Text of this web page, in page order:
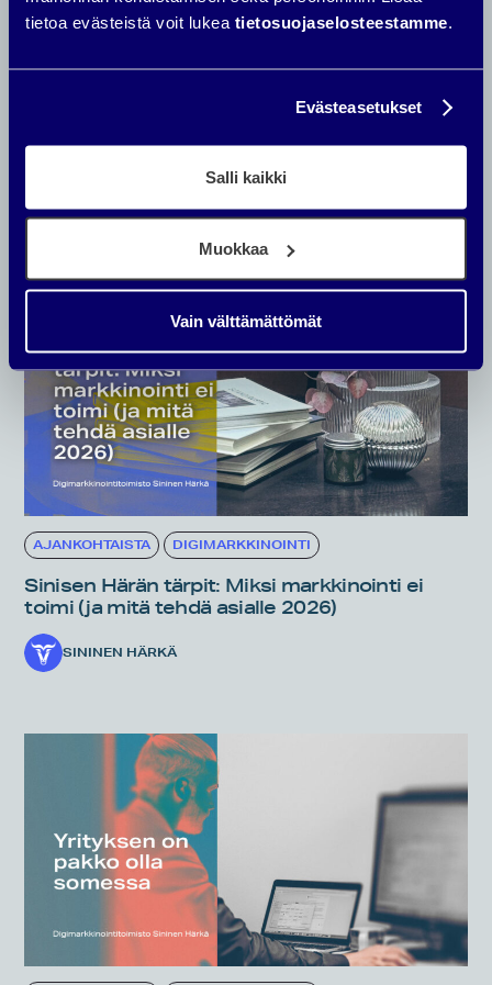
tietoa evästeistä voit lukea tietosuojaselosteestamme
Evästeasetukset
Salli kaikki
Muokkaa
Vain välttämättömät
sellaisen
AJANKOHTAISTA DIGIMARKKINOINTI
Sinisen Härän tärpit: Miksi markkinointi ei
toimi (ja mitä tehdä asialle 2026)
SININEN HÄRKÄ